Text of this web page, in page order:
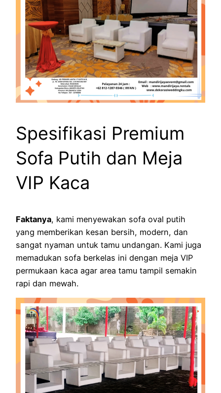
Spesifikasi Premium
Sofa Putih dan Meja
VIP Kaca
Faktanya, kami menyewakan sofa oval putih
yang memberikan kesan bersih, modern, dan
sangat nyaman untuk tamu undangan. Kami juga
memadukan sofa berkelas ini dengan meja VIP
permukaan kaca agar area tamu tampil semakin
rapi dan mewah.